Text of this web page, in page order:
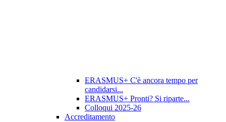
ERASMUS+ C'è ancora tempo per
candidarsi...
ERASMUS+ Pronti? Si riparte...
Colloqui 2025-26
Accreditamento